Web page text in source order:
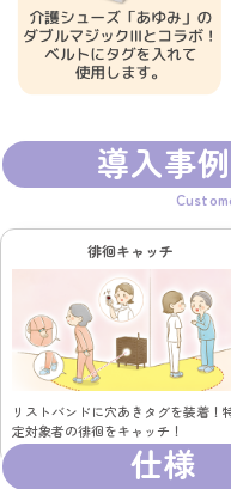
導入事例
徘徊キャッチ
リストバンドに穴あきタグを装着！
定対象者の徘徊をキャッチ！
もっと見る 仕様